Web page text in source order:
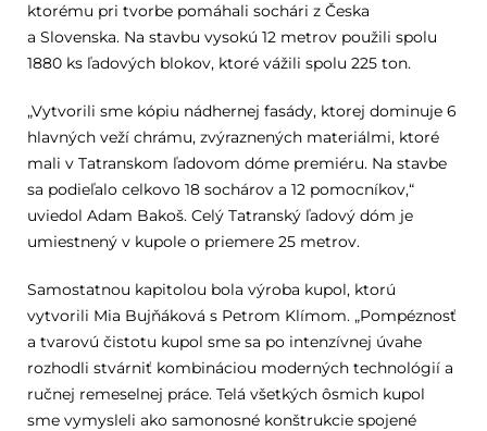
ktorému pri tvorbe pomáhali sochári z Česka
a Slovenska. Na stavbu vysokú 12 metrov použili spolu
1880 ks ľadových blokov, ktoré vážili spolu 225 ton.
„Vytvorili sme kópiu nádhernej fasády, ktorej dominuje 6
hlavných veží chrámu, zvýraznených materiálmi, ktoré
mali v Tatranskom ľadovom dóme premiéru. Na stavbe
sa podieľalo celkovo 18 sochárov a 12 pomocníkov,“
uviedol Adam Bakoš. Celý Tatranský ľadový dóm je
umiestnený v kupole o priemere 25 metrov.
Samostatnou kapitolou bola výroba kupol, ktorú
vytvorili Mia Bujňáková s Petrom Klímom. „Pompéznosť
a tvarovú čistotu kupol sme sa po intenzívnej úvahe
rozhodli stvárniť kombináciou moderných technológií a
ručnej remeselnej práce. Telá všetkých ôsmich kupol
sme vymysleli ako samonosné konštrukcie spojené